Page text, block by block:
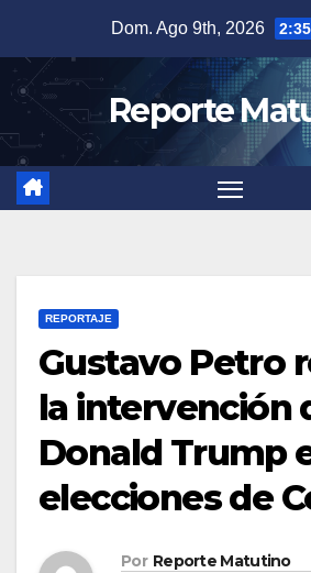
contenido
Dom. Ago 9th, 2026
Reporte
REPORTAJE
Gustavo Petro
la intervención
Donald Trump
elecciones de
Por Reporte Matutino